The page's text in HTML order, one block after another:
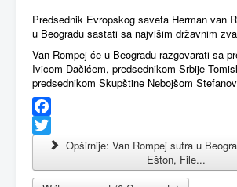
Predsednik Evropskog saveta Herman van
u Beogradu sastati sa najvišim državnim
Van Rompej će u Beogradu razgovarati sa
Ivicom Dačićem, predsednikom Srbije
predsednikom Skupštine Nebojšom
Facebook
Twitter Opširnije: Van Rompej sutra u
Ešton, File...